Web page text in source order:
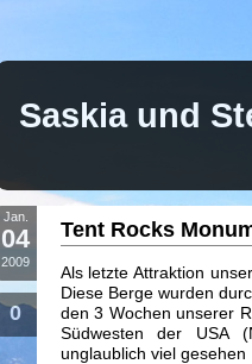
Saskia und
Jan.
04
2009
0
Tent Rocks
Als letzte Attraktion
Diese Berge wurden
den 3 Wochen unserer
Südwesten der USA
unglaublich viel